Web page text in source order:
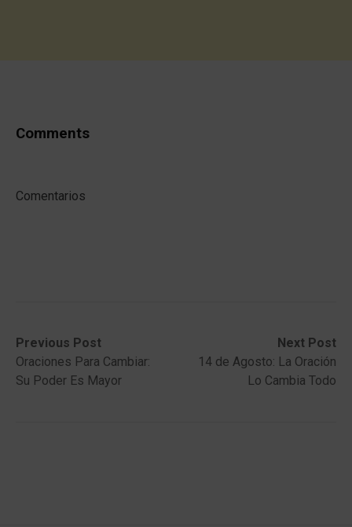
Comments
Comentarios
Post
navigation
Previous Post
Previous
post:Oraciones Para Cambiar:
Su Poder Es Mayor
Next Post
Next
post:
14 de Agosto: La Oración
Lo Cambia Todo